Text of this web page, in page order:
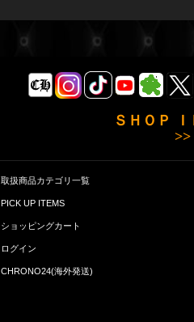
ＳＨＯＰ
取扱商品カテゴリ一覧
PICK UP ITEMS
ショッピングカート
ログイン
CHRONO24(海外発送)